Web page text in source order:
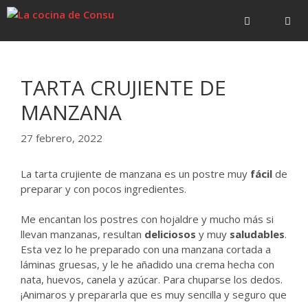
Saltar
Saltar
TARTA CRUJIENTE DE
MANZANA
27 febrero, 2022
La tarta crujiente de manzana es un postre muy fácil de
preparar y con pocos ingredientes.
Me encantan los postres con hojaldre y mucho más si
llevan manzanas, resultan deliciosos y muy saludables.
Esta vez lo he preparado con una manzana cortada a
láminas gruesas, y le he añadido una crema hecha con
nata, huevos, canela y azúcar. Para chuparse los dedos.
¡Animaros y prepararla que es muy sencilla y seguro que